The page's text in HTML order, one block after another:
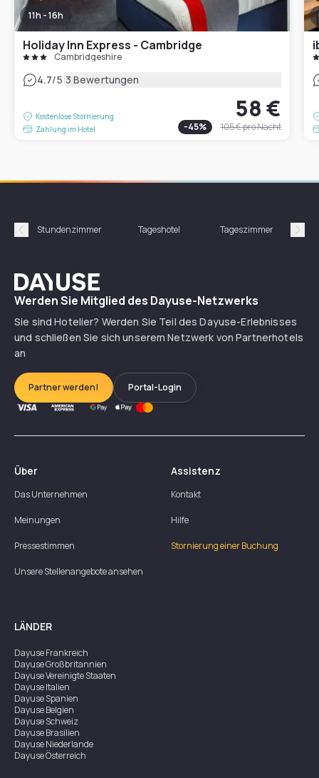
11h - 16h
Holiday Inn Express - Cambridge
Cambridgeshire
4.7/5|3 Bewertungen
Kostenlose Stornierung
Zahlung im Hotel
58 €
-45% 105 €pro Nacht
Précédent
Stundenzimmer Tageshotel Tageszimmer
Dayuse
Werden Sie Mitglied des Dayuse-Netzwerks
Sie sind Hotelier? Werden Sie Teil des Dayuse-Erlebnisses
und schließen Sie sich unserem Netzwerk von Partnerhotels
an
Partner werden! Portal-Login
Über
Das Unternehmen
Meinungen
Pressestimmen
Unsere Stellenangebote ansehen
Assistenz
Kontakt
Hilfe
Stornierung einer Buchung
LÄNDER
DayuseFrankreich
DayuseGroßbritannien
DayuseVereinigte Staaten
DayuseItalien
DayuseSpanien
DayuseBelgien
DayuseSchweiz
DayuseBrasilien
DayuseNiederlande
DayuseÖsterreich